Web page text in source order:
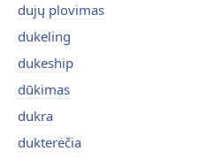
dujų plovimas
dukeling
dukeship
dūkimas
dukra
dukterėčia